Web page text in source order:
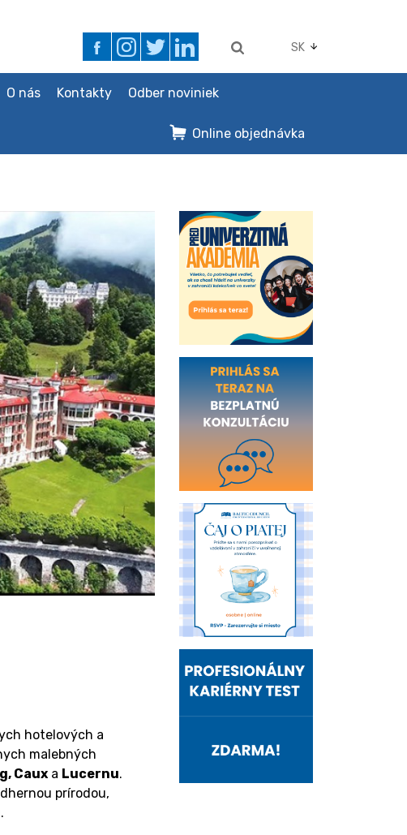
SK
O nás Kontakty Odber noviniek
Online objednávka
hotelových a
malebných
Caux a Lucernu.
prírodou,